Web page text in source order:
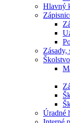
Hlavný
Zásady,
Školstvo
Úradné